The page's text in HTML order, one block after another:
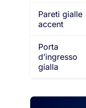
Pareti gialle
accent
Porta
d’ingresso
gialla